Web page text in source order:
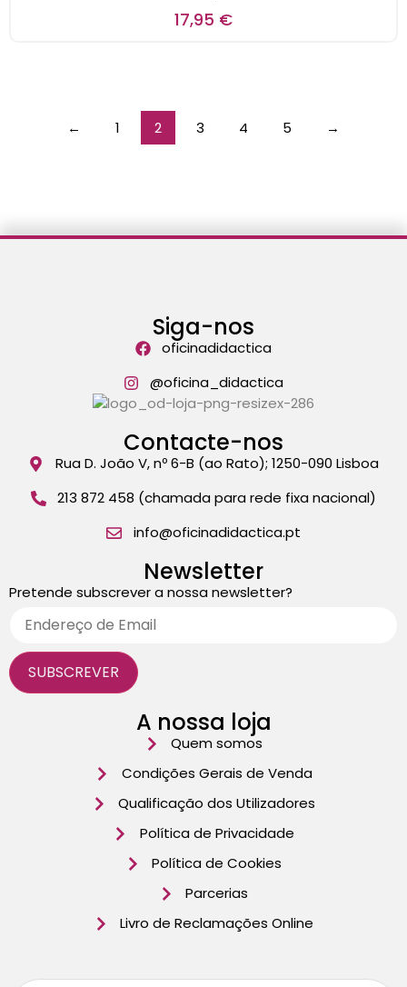
17,95 €
← 1 2 3 4 5 →
Siga-nos
oficinadidactica
@oficina_didactica
Contacte-nos
Rua D. João V, nº 6-B (ao Rato); 1250-090 Lisboa
213 872 458 (chamada para rede fixa nacional)
info@oficinadidactica.pt
Newsletter
Pretende subscrever a nossa newsletter?
A nossa loja
Quem somos
Condições Gerais de Venda
Qualificação dos Utilizadores
Política de Privacidade
Política de Cookies
Parcerias
Livro de Reclamações Online